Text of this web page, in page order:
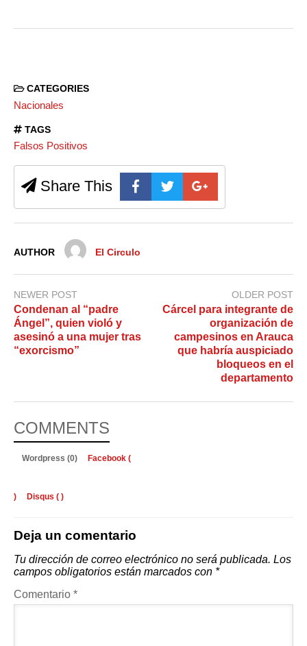
CATEGORIES
Nacionales
TAGS
Falsos Positivos
Share This
AUTHOR El Circulo
NEWER POST
Condenan al “padre
Ángel”, quien violó y
asesinó a una mujer tras
“exorcismo”
OLDER POST
Cárcel para integrante de
organización de
campesinos en Arauca
que habría auspiciado
bloqueos en el
departamento
COMMENTS
Wordpress (0) Facebook (
) Disqus ( )
Deja un comentario
Tu dirección de correo electrónico no será publicada. Los
campos obligatorios están marcados con *
Comentario *